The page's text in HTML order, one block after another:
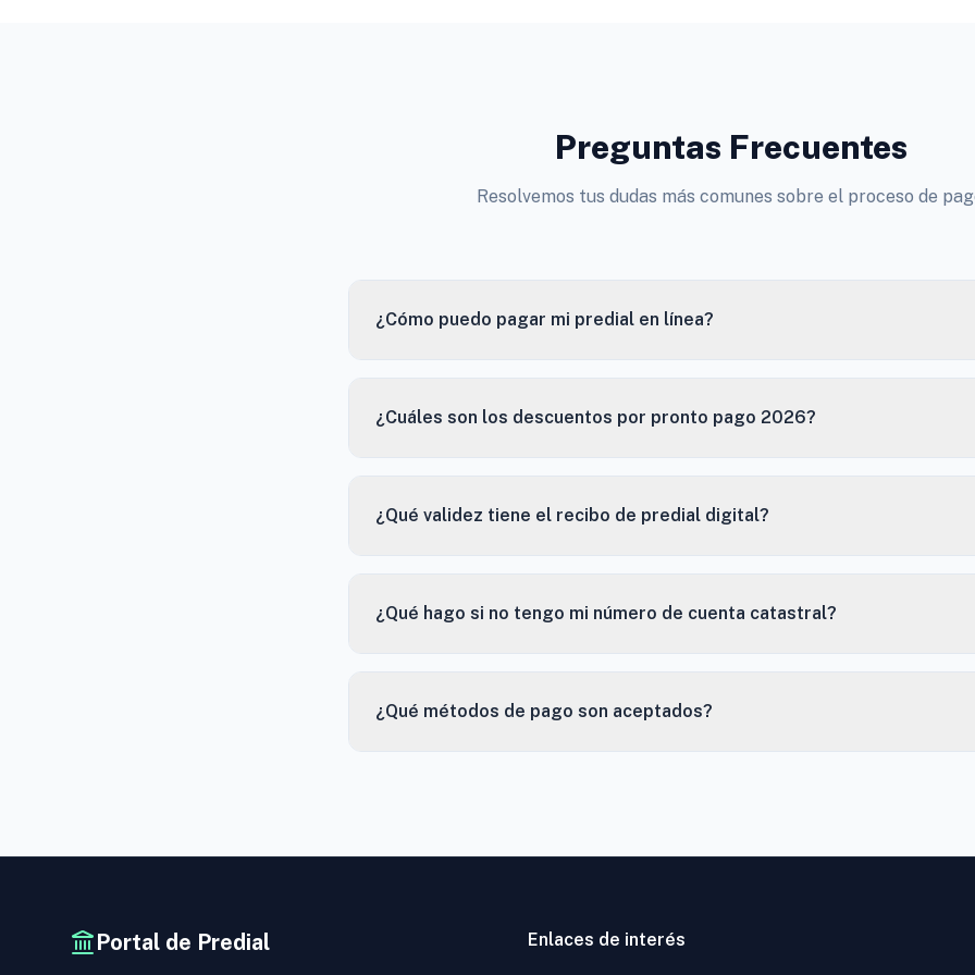
Preguntas Frecuentes
Resolvemos tus dudas más comunes sobre el proceso de
¿Cómo puedo pagar mi predial en línea?
¿Cuáles son los descuentos por pronto pago 2026?
¿Qué validez tiene el recibo de predial digital?
¿Qué hago si no tengo mi número de cuenta catastral?
¿Qué métodos de pago son aceptados?
Portal de Predial Enlaces de interés